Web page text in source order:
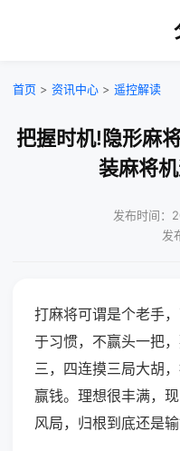
首页 > 资讯中心 > 遥控解读
把握时机!隐形麻
装麻将
发布时间：
发
打麻将可谓是个老手
于习惯，不赢头一把
三，四连摸三局大胡
赢钱。理想很丰满，
风局，归根到底还是输